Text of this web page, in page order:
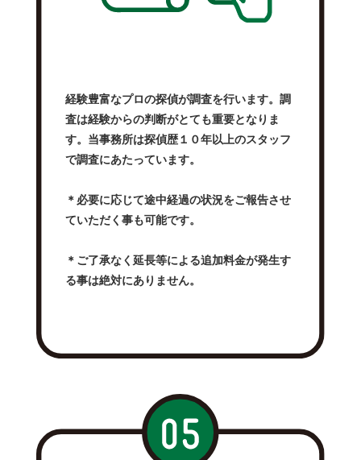
経験豊富なプロの探偵が調査を行います。調
査は経験からの判断がとても重要となりま
す。当事務所は探偵歴１０年以上のスタッフ
で調査にあたっています。
＊必要に応じて途中経過の状況をご報告させ
ていただく事も可能です。
＊ご了承なく延長等による追加料金が発生す
る事は絶対にありません。